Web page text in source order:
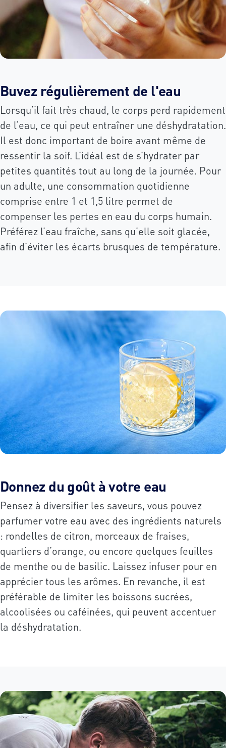
Buvez régulièrement de l'eau
Lorsqu’il fait très chaud, le corps perd rapidement
de l’eau, ce qui peut entraîner une déshydratation.
Il est donc important de boire avant même de
ressentir la soif. L’idéal est de s’hydrater par
petites quantités tout au long de la journée. Pour
un adulte, une consommation quotidienne
comprise entre 1 et 1,5 litre permet de
compenser les pertes en eau du corps humain.
Préférez l’eau fraîche, sans qu’elle soit glacée,
afin d’éviter les écarts brusques de température.
Donnez du goût à votre eau
Pensez à diversifier les saveurs, vous pouvez
parfumer votre eau avec des ingrédients naturels
: rondelles de citron, morceaux de fraises,
quartiers d’orange, ou encore quelques feuilles
de menthe ou de basilic. Laissez infuser pour en
apprécier tous les arômes. En revanche, il est
préférable de limiter les boissons sucrées,
alcoolisées ou caféinées, qui peuvent accentuer
la déshydratation.